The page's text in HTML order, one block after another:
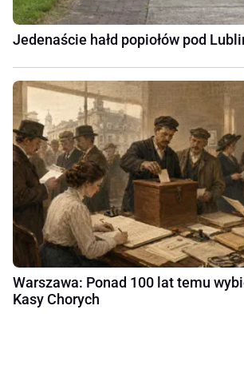
Jedenaście hałd popiołów pod
Warszawa: Ponad 100 lat temu
Kasy Chorych